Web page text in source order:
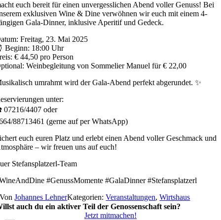
euch bereit für einen unvergesslichen Abend voller Genuss! Bei
exklusiven Wine & Dine verwöhnen wir euch mit einem 4-
Gala-Dinner, inklusive Aperitif und Gedeck.
Freitag, 23. Mai 2025
Beginn: 18:00 Uhr
€ 44,50 pro Person
Weinbegleitung von Sommelier Manuel für € 22,00
umrahmt wird der Gala-Abend perfekt abgerundet. ✨
unter:
07216/4407 oder
88713461 (gerne auf per WhatsApp)
euch euren Platz und erlebt einen Abend voller Geschmack und
– wir freuen uns auf euch!
Stefansplatzerl-Team
#GenussMomente #GalaDinner #Stefansplatzerl
VonJohannes LehnerKategorien:Veranstaltungen,Wirtshaus
auch du ein aktiver Teil der Genossenschaft sein?
Jetzt mitmachen!